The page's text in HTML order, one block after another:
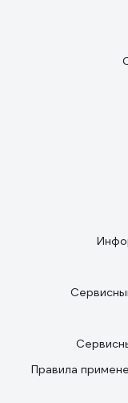
Правила